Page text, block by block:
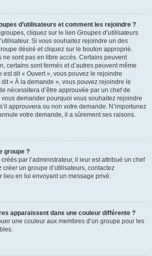
d’utilisateurs et comment les rejoindre ?
cliquez sur le lien Groupes d’utilisateurs
Si vous souhaitez rejoindre un des
désiré et cliquez sur le bouton approprié.
ne sont pas en libre accès. Certains peuvent
certains sont fermés et d’autres peuvent même
est dit « Ouvert », vous pouvez le rejoindre
« À la demande », vous pouvez rejoindre le
nécessitera d’être approuvée par un chef de
demander pourquoi vous souhaitez rejoindre
approuvera ou non votre demande. N’importunez
votre demande, il a sûrement ses raisons.
groupe ?
par l’administrateur, il leur est attribué un chef
un groupe d’utilisateurs, contactez
lieu en lui envoyant un message privé.
apparaissent dans une couleur différente ?
une couleur aux membres d’un groupe pour les